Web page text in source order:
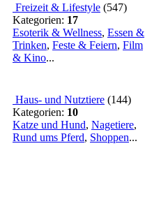
Freizeit & Lifestyle (547)
Kategorien: 17
Esoterik & Wellness, Essen &
Trinken, Feste & Feiern, Film
& Kino...
Haus- und Nutztiere (144)
Kategorien: 10
Katze und Hund, Nagetiere,
Rund ums Pferd, Shoppen...